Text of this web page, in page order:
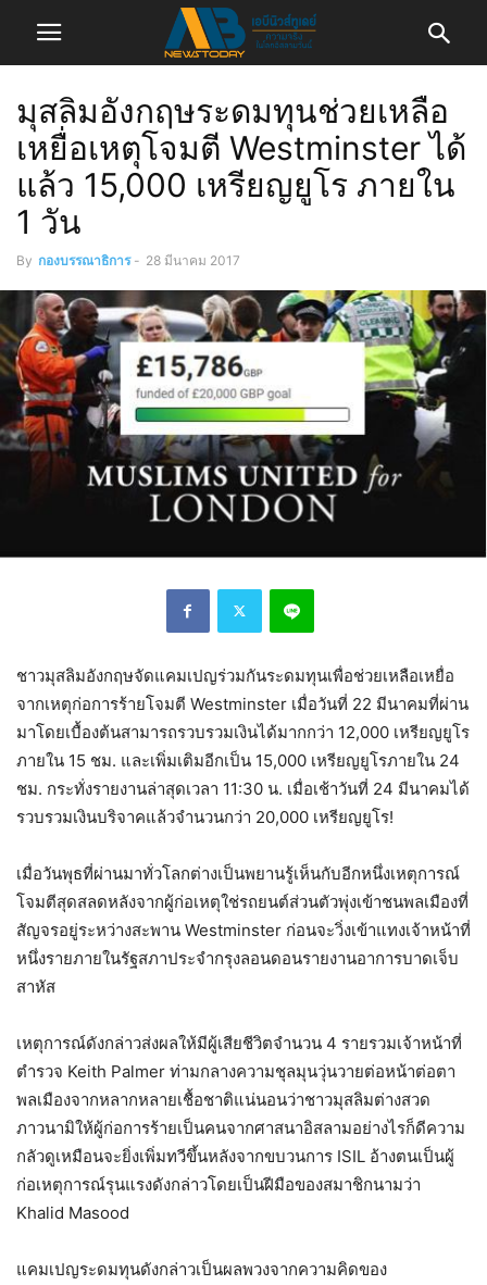
มุสลิมอังกฤษระดมทุนช่วยเหลือ
เหยื่อเหตุโจมตี Westminster ได้
แล้ว 15,000 เหรียญยูโร ภายใน
1 วัน
By กองบรรณาธิการ - 28 มีนาคม 2017
ชาวมุสลิมอังกฤษจัดแคมเปญร่วมกันระดมทุนเพื่อช่วยเหลือเหยื่อ
จากเหตุก่อการร้ายโจมตี Westminster เมื่อวันที่ 22 มีนาคมที่ผ่าน
มาโดยเบื้องต้นสามารถรวบรวมเงินได้มากกว่า 12,000 เหรียญยูโร
ภายใน 15 ชม. และเพิ่มเติมอีกเป็น 15,000 เหรียญยูโรภายใน 24
ชม. กระทั่งรายงานล่าสุดเวลา 11:30 น. เมื่อเช้าวันที่ 24 มีนาคมได้
รวบรวมเงินบริจาคแล้วจำนวนกว่า 20,000 เหรียญยูโร!
เมื่อวันพุธที่ผ่านมาทั่วโลกต่างเป็นพยานรู้เห็นกับอีกหนึ่งเหตุการณ์
โจมตีสุดสลดหลังจากผู้ก่อเหตุใช่รถยนต์ส่วนตัวพุ่งเข้าชนพลเมืองที่
สัญจรอยู่ระหว่างสะพาน Westminster ก่อนจะวิ่งเข้าแทงเจ้าหน้าที่
หนึ่งรายภายในรัฐสภาประจำกรุงลอนดอนรายงานอาการบาดเจ็บ
สาหัส
เหตุการณ์ดังกล่าวส่งผลให้มีผู้เสียชีวิตจำนวน 4 รายรวมเจ้าหน้าที่
ตำรวจ Keith Palmer ท่ามกลางความชุลมุนวุ่นวายต่อหน้าต่อตา
พลเมืองจากหลากหลายเชื้อชาติแน่นอนว่าชาวมุสลิมต่างสวด
ภาวนามิให้ผู้ก่อการร้ายเป็นคนจากศาสนาอิสลามอย่างไรก็ดีความ
กลัวดูเหมือนจะยิ่งเพิ่มทวีขึ้นหลังจากขบวนการ ISIL อ้างตนเป็นผู้
ก่อเหตุการณ์รุนแรงดังกล่าวโดยเป็นฝีมือของสมาชิกนามว่า
Khalid Masood
แคมเปญระดมทุนดังกล่าวเป็นผลพวงจากความคิดของ